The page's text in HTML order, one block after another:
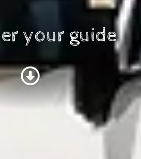
your guide